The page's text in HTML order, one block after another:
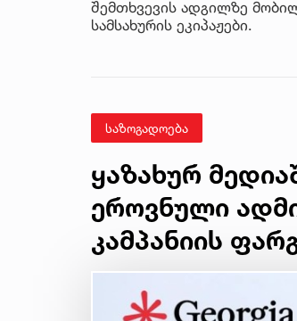
შემთხვევის ადგილზე
სამსახურის ეკიპაჟები.
საზოგადოება
ყაზახურ
ეროვნული
კამპანიის